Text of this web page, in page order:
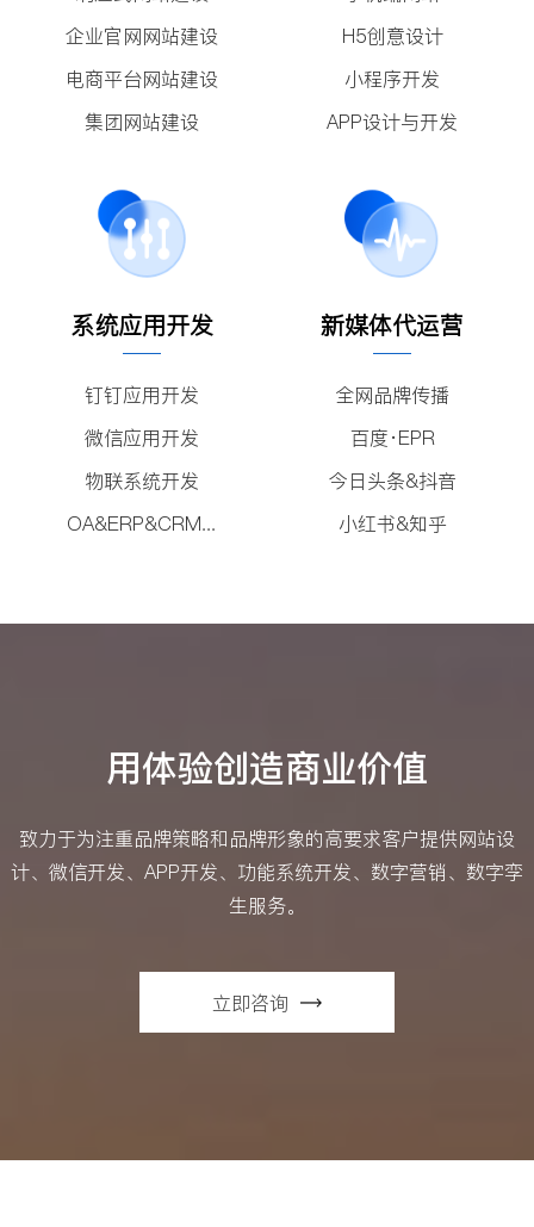
企业官网网站建设
电商平台网站建设
集团网站建设
H5创意设计
小程序开发
APP设计与开发
系统应用开发
钉钉应用开发
微信应用开发
物联系统开发
OA&ERP&CRM...
新媒体代运营
全网品牌传播
百度·EPR
今日头条&抖音
小红书&知乎
用体验创造商业价值
致力于为注重品牌策略和品牌形象的高要求客户提供网站设
计、微信开发、APP开发、功能系统开发、数字营销、数字孪
生服务。
立即咨询